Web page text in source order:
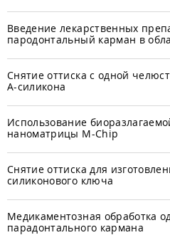
Введение лекарственных
пародонтальный карман в
Снятие оттиска с одной
А-силикона
Использование
наноматрицы M-Chip
Снятие оттиска для
силиконового ключа
Медикаментозная обработка
парадонтального кармана